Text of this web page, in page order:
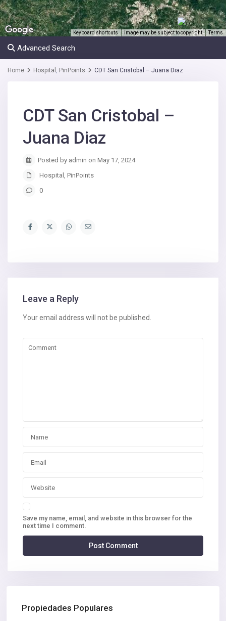
2
Keyboard shortcuts Image may be subject to copyright Terms
Advanced Search
Home Hospital , PinPoints CDT San Cristobal – Juana Diaz
CDT San Cristobal –
Juana Diaz
Posted by admin on May 17, 2024
Hospital,PinPoints
0
Leave a Reply
Your email address will not be published.
Save my name, email, and website in this browser for the
next time I comment.
Propiedades Populares